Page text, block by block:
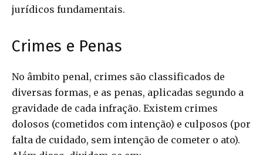
jurídicos fundamentais.
Crimes e Penas
No âmbito penal, crimes são classificados de
diversas formas, e as penas, aplicadas segundo a
gravidade de cada infração. Existem crimes
dolosos (cometidos com intenção) e culposos (por
falta de cuidado, sem intenção de cometer o ato).